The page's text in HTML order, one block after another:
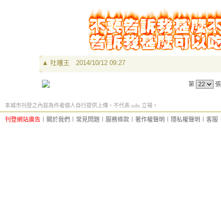
▲ 吐嘈王 2014/10/12 09:27
第
本城市刊登之內容為作者個人自行提供上傳，不代表 udn 立場。
刊登網站廣告 關於我們 常見問題 服務條款 著作權聲明 隱私權聲明 客服